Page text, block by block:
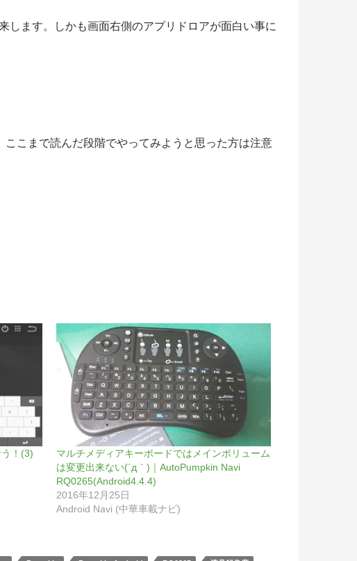
します。しかも画面右側のアプリドロアが面白い事に
こまで読んだ段階でやってみようと思った方は注意
！(3)
マルチメディアキーボードではメインボリューム
は変更出来ない(´д｀)｜AutoPumpkin Navi
RQ0265(Android4.4.4)
2016年12月25日
Android Navi (中華車載ナビ)